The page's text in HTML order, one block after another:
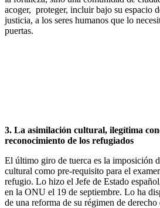
acoger, proteger, incluir bajo su espacio
justicia, a los seres humanos que lo
puertas.
3. La asimilación cultural, ilegítima
reconocimiento de los refugiados
El último giro de tuerca es la imposición
cultural como pre-requisito para el
refugio. Lo hizo el Jefe de Estado
en la ONU el 19 de septiembre. Lo ha
de una reforma de su régimen de derecho